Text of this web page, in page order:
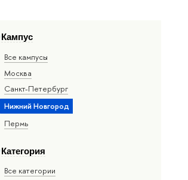
Кампус
Все кампусы
Москва
Санкт-Петербург
Нижний Новгород
Пермь
Категория
Все категории